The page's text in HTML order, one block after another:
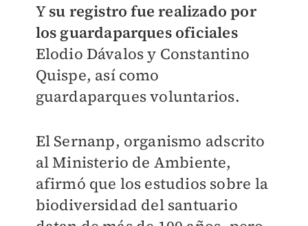
Ysu registro fue realizado por
los guardaparques oficiales
Elodio Dávalos y Constantino
Quispe, así como
guardaparques voluntarios.
El Sernanp, organismo adscrito
al Ministerio de Ambiente,
afirmó que los estudios sobre la
biodiversidad del santuario